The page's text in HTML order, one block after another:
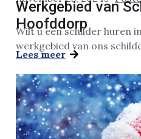
Werkgebied van
Hoofddorp
Wilt u een schilder huren
werkgebied van ons
Lees meer